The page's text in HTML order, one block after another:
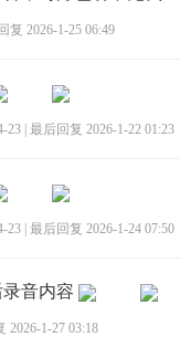
复 2026-1-25 06:49
23 最后回复 2026-1-22 01:23
23 最后回复 2026-1-24 07:50
音内容
2026-1-27 03:18